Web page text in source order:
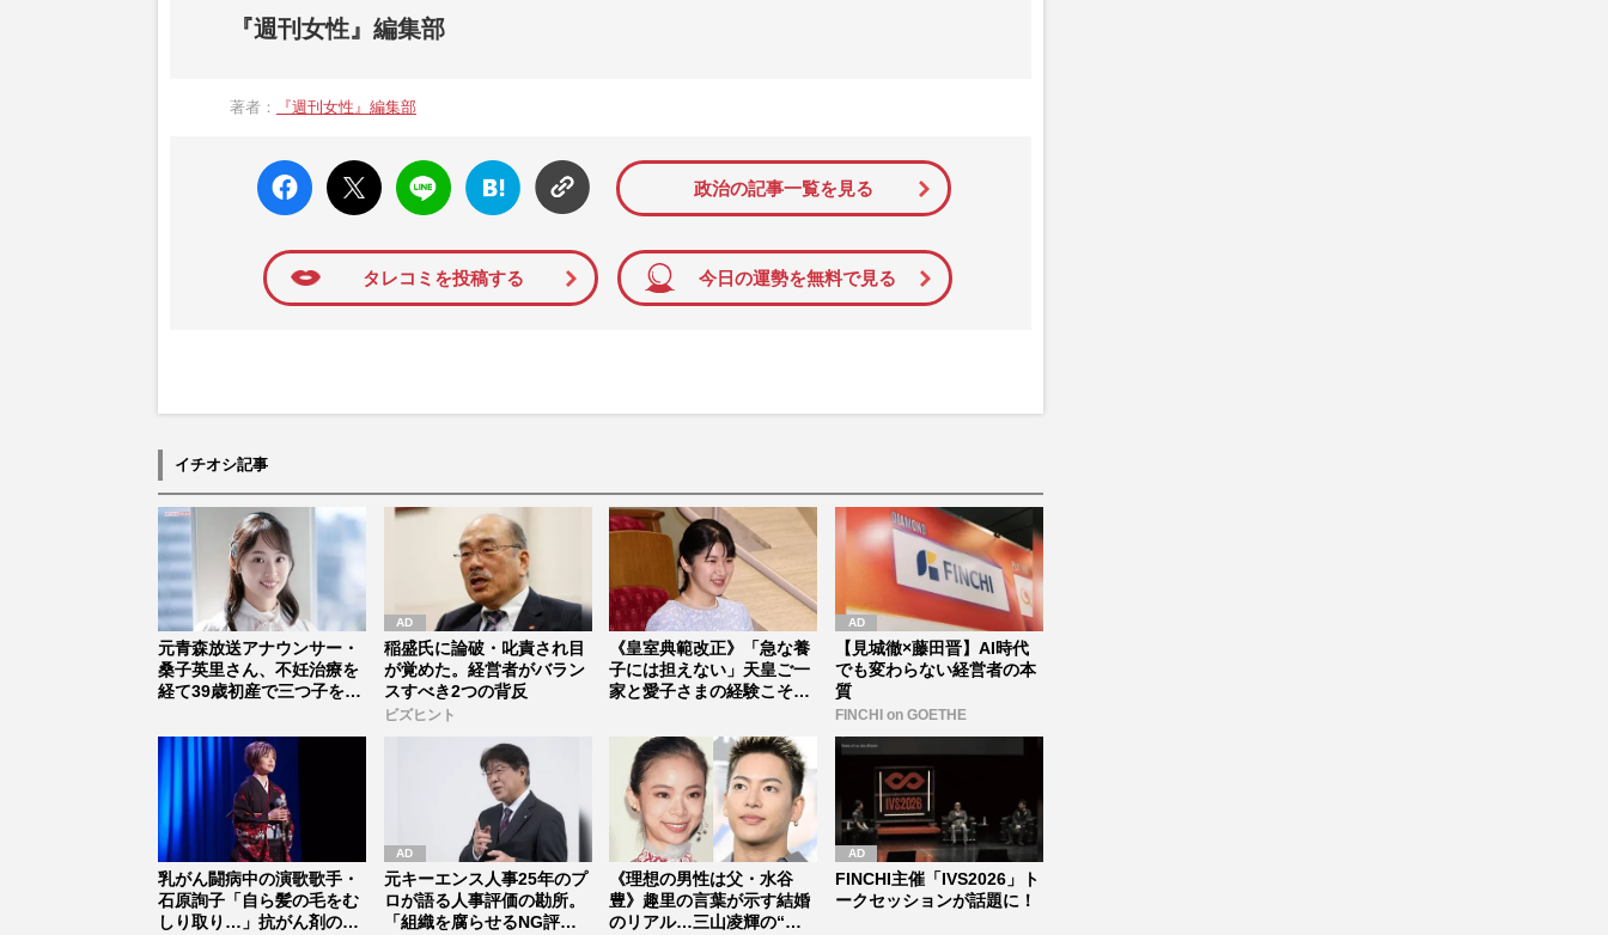
『週刊女性』編集部
著者： 『週刊女性』編集部
faceboo
k いい
ね
X ポス
ト
LINE
はてな
ブック
マーク
政治の記事一覧を見る
タレコミを投稿する 今日の運勢を無料で見る
イチオシ記事
元青森放送アナウンサー・
桑子英里さん、不妊治療を
経て39歳初産で三つ子を出
稲盛氏に論破・叱責され目
が覚めた。経営者がバラン
スすべき2つの背反
ビズヒント
《皇室典範改正》「急な養
子には担えない」天皇ご一
家と愛子さまの経験こそ皇
【見城徹×藤田晋】AI時代
でも変わらない経営者の本
質
FINCHI on GOETHE
乳がん闘病中の演歌歌手・
石原詢子「自ら髪の毛をむ
しり取り…」抗がん剤の脱
元キーエンス人事25年のプ
ロが語る人事評価の勘所。
「組織を腐らせるNG評
《理想の男性は父・水谷
豊》趣里の言葉が示す結婚
のリアル…三山凌輝の“密
FINCHI主催「IVS2026」ト
ークセッションが話題に！